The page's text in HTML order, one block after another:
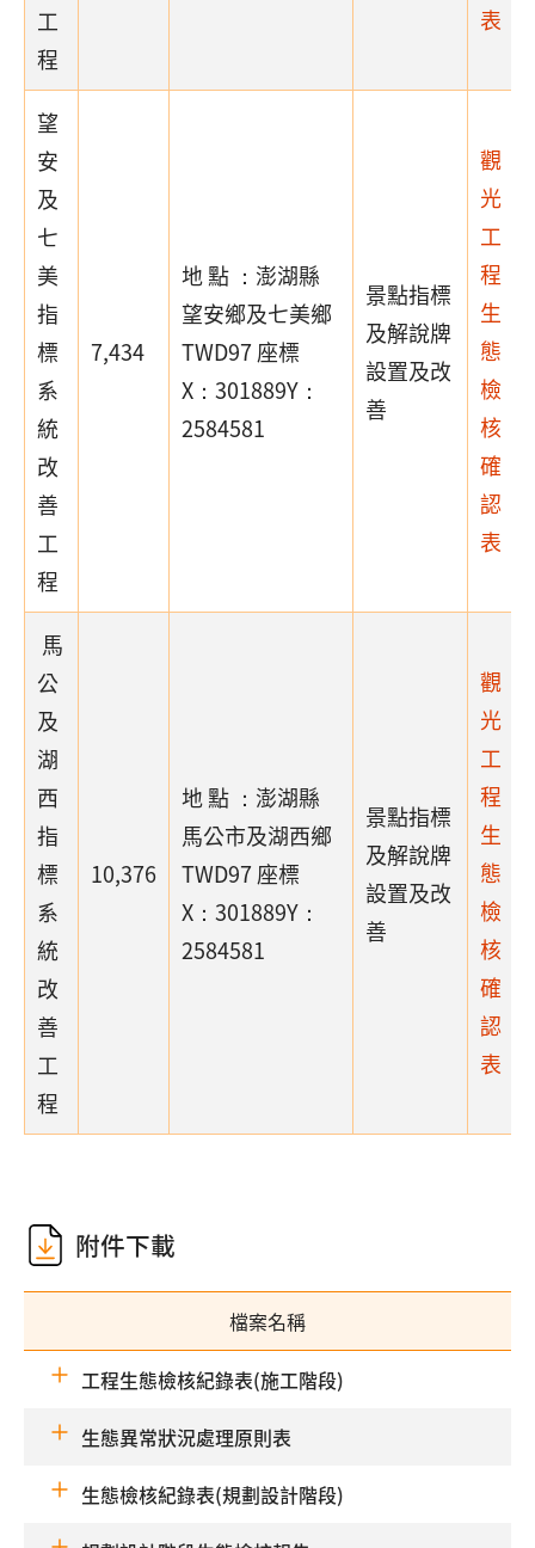
工
程
表
望
安
及
七
美
指
標
系
統
改
善
工
程
7,434
地 點 ：澎湖縣
望安鄉及七美鄉
TWD97 座標
X：301889Y：
2584581
景點指標
及解說牌
設置及改
善
觀
光
工
程
生
態
檢
核
確
認
表
馬
公
及
湖
西
指
標
系
統
改
善
工
程
10,376
地 點 ：澎湖縣
馬公市及湖西鄉
TWD97 座標
X：301889Y：
2584581
景點指標
及解說牌
設置及改
善
觀
光
工
程
生
態
檢
核
確
認
表
附件下載
檔案名稱
工程生態檢核紀錄表(施工階段)
生態異常狀況處理原則表
生態檢核紀錄表(規劃設計階段)